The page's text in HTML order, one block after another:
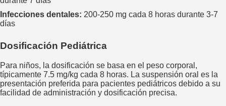
Infecciones dentales: 200-250 mg cada 8 horas durante 3-7
días
Dosificación Pediátrica
Para niños, la dosificación se basa en el peso corporal,
típicamente 7.5 mg/kg cada 8 horas. La suspensión oral es la
presentación preferida para pacientes pediátricos debido a su
facilidad de administración y dosificación precisa.